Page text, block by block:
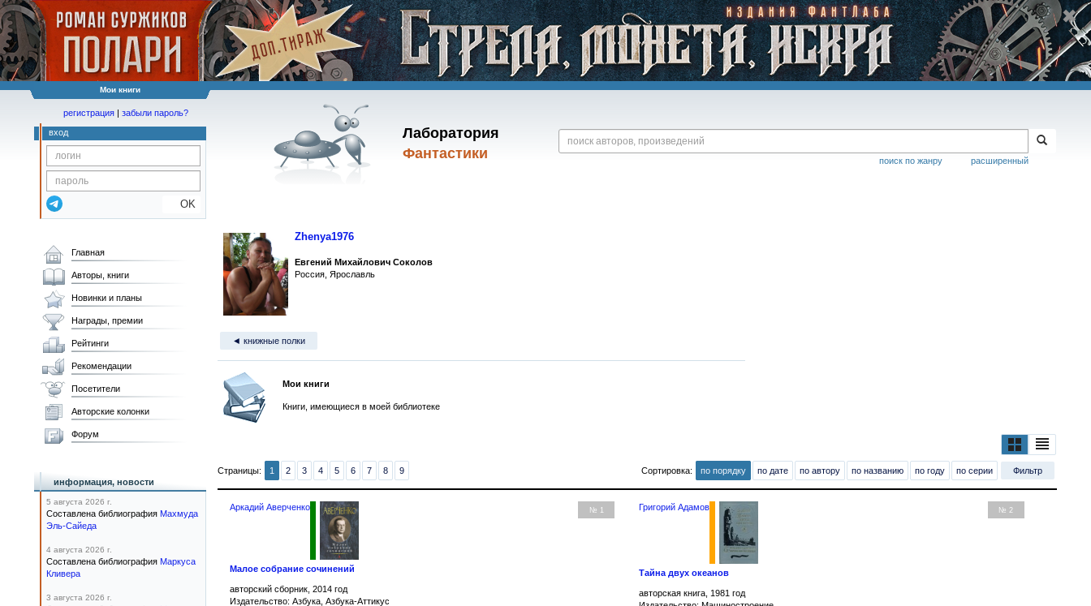
Мои книги
Лаборатория
Фантастики
расширенный
поиск по жанру
регистрация | забыли пароль?
вход
OK
Zhenya1976
Евгений Михайлович Соколов
Россия, Ярославль
◄ книжные полки
Мои книги
Книги, имеющиеся в моей библиотеке
Страницы: 1 2 3 4 5 6 7 8 9 Сортировка: по порядку по дате по автору по названию по году по серии Фильтр
№ 1
Аркадий Аверченко
Малое собрание сочинений
авторский сборник, 2014 год
Издательство: Азбука, Азбука-Аттикус
№ 2
Григорий Адамов
Тайна двух океанов
авторская книга, 1981 год
Главная
Авторы, книги
Новинки и планы
Награды, премии
Рейтинги
Рекомендации
Посетители
Авторские колонки
Форум
информация, новости
5 августа 2026 г.
Составлена библиография Махмуда
Эль-Сайеда
4 августа 2026 г.
Составлена библиография Маркуса
Кливера
3 августа 2026 г.